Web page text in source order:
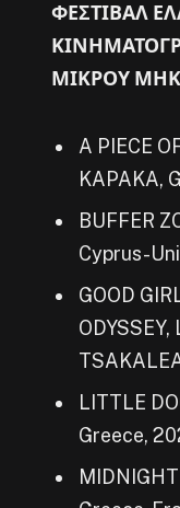
ΦΕΣΤΙΒΑΛ
ΜΙΚΡΟΥ
A PIECE
KAPAKA,
BUFFER
Cyprus-
GOOD
LITTLE
Greece,